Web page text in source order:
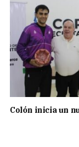
Colón inicia un